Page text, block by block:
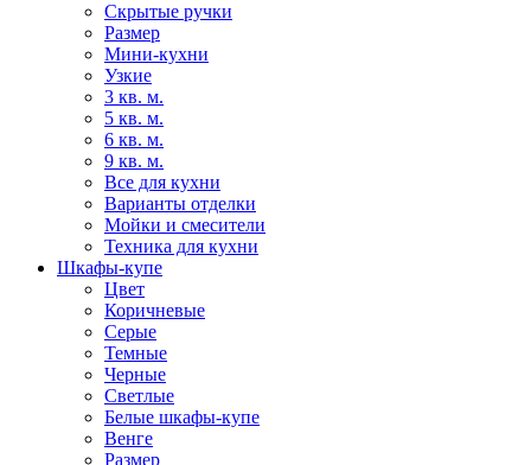
Скрытые ручки
Размер
Мини-кухни
Узкие
3 кв. м.
5 кв. м.
6 кв. м.
9 кв. м.
Все для кухни
Варианты отделки
Мойки и смесители
Техника для кухни
Шкафы-купе
Цвет
Коричневые
Серые
Темные
Черные
Светлые
Белые шкафы-купе
Венге
Размер